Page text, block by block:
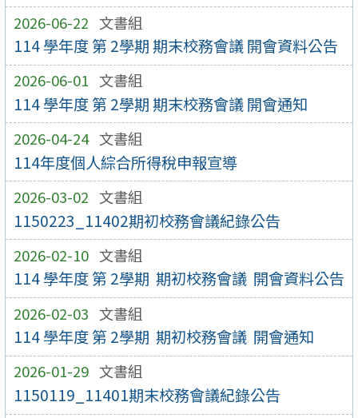
2026-06-22 文書組
114 學年度 第 2學期 期末校務會議 開會資料公告
2026-06-01 文書組
114 學年度 第 2學期 期末校務會議 開會通知
2026-04-24 文書組
114年度個人綜合所得稅申報宣導
2026-03-02 文書組
1150223_11402期初校務會議紀錄公告
2026-02-10 文書組
114 學年度 第 2學期 期初校務會議 開會資料公告
2026-02-03 文書組
114 學年度 第 2學期 期初校務會議 開會通知
2026-01-29 文書組
1150119_11401期末校務會議紀錄公告